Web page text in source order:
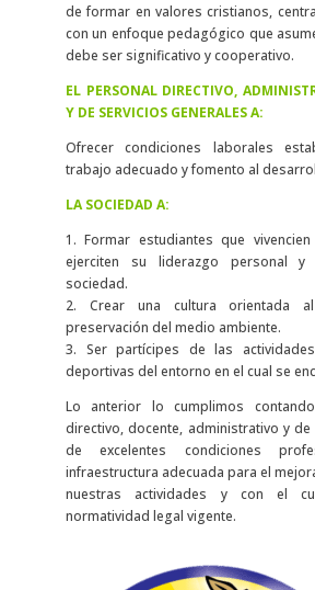
de formar en valores cristianos,
con un enfoque pedagógico que
debe ser significativo y cooperativo.
EL PERSONAL DIRECTIVO,
Y DE SERVICIOS GENERALES A:
Ofrecer condiciones laborales
trabajo adecuado y fomento al
LA SOCIEDAD A:
1. Formar estudiantes que
ejerciten su liderazgo personal
sociedad.
2. Crear una cultura orientada
preservación del medio ambiente.
3. Ser partícipes de las
deportivas del entorno en el cual se
Lo anterior lo cumplimos
directivo, docente, administrativo y
de excelentes condiciones
infraestructura adecuada para el
nuestras actividades y con el
normatividad legal vigente.